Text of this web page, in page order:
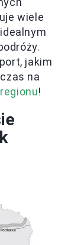
wiele
jakim
na
!